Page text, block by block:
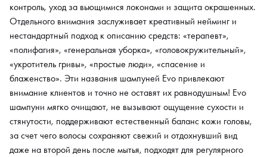
контроль, уход за вьющимися локонами и защита окрашенных.
Отдельного внимания заслуживает креативный нейминг и
нестандартный подход к описанию средств: «терапевт»,
«полифагия», «генеральная уборка», «головокружительный»,
«укротитель гривы», «простые люди», «спасение и
блаженство». Эти названия шампуней Evo привлекают
внимание клиентов и точно не оставят их равнодушным! Evo
шампуни мягко очищают, не вызывают ощущение сухости и
стянутости, поддерживают естественный баланс кожи головы,
за счет чего волосы сохраняют свежий и отдохнувший вид
даже на второй день после мытья, подходят для регулярного